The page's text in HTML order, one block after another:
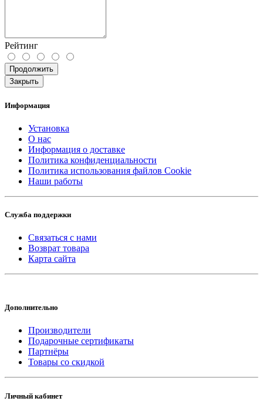
Рейтинг
Продолжить
Закрыть
Информация
Установка
О нас
Информация о доставке
Политика конфиденциальности
Политика использования файлов Cookie
Наши работы
Служба поддержки
Связаться с нами
Возврат товара
Карта сайта
Дополнительно
Производители
Подарочные сертификаты
Партнёры
Товары со скидкой
Личный кабинет